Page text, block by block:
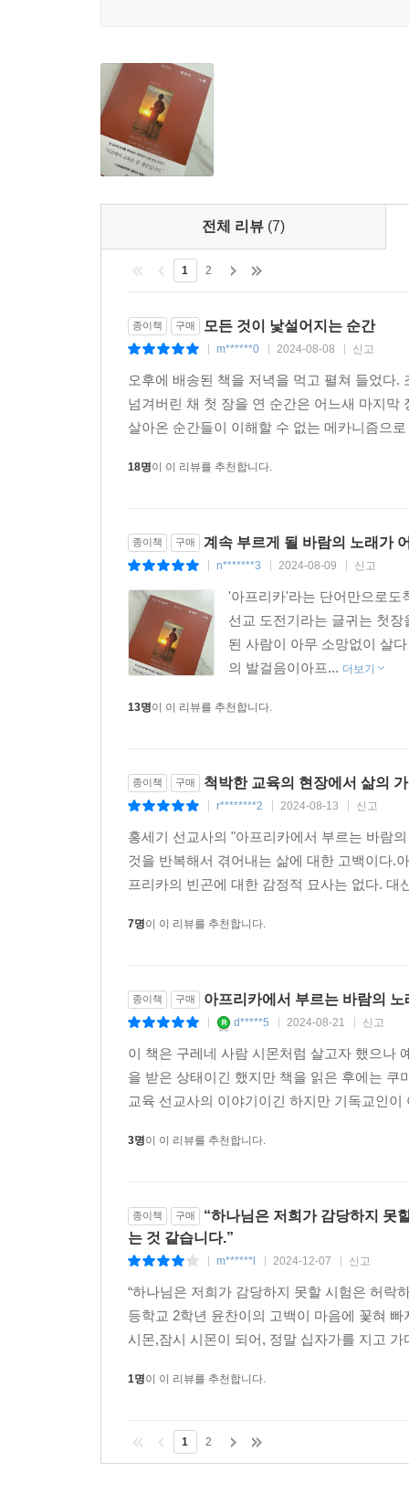
가족의 힘
책을 마무리하면서 저자는 자기가 지금까지 걸
사랑에 감사하고, 딸 하늘과 아들 이삭에게 사랑과
전체 리뷰 (7)
1 2
종이책 구매 모든 것이 낯설어지는 순간
m******0 2024-08-08 신고
오후에 배송된 책을 저녁을 먹고 펼쳐 들었다
넘겨버린 채 첫 장을 연 순간은 어느새 마지
살아온 순간들이 이해할 수 없는 메카니즘으
18명이 이 리뷰를 추천합니다.
종이책 구매 계속 부르게 될 바람의 노래가
n*******3 2024-08-09 신고
'아프리카'라는 단어만으로도
선교 도전기라는 글귀는 첫
된 사람이 아무 소망없이 살
의 발걸음이아프... 더보기
13명이 이 리뷰를 추천합니다.
종이책 구매 척박한 교육의 현장에서 삶의
r********2 2024-08-13 신고
홍세기 선교사의 "아프리카에서 부르는 바람
것을 반복해서 겪어내는 삶에 대한 고백이다.
프리카의 빈곤에 대한 감정적 묘사는 없다.
7명이 이 리뷰를 추천합니다.
종이책 구매 아프리카에서 부르는 바람의 노
d*****5 2024-08-21 신고
이 책은 구레네 사람 시몬처럼 살고자 했으나
을 받은 상태이긴 했지만 책을 읽은 후에는
교육 선교사의 이야기이긴 하지만 기독교인
3명이 이 리뷰를 추천합니다.
종이책 구매
“하나님은 저희가 감당하지 못
는 것 같습니다.”
m******l 2024-12-07 신고
“하나님은 저희가 감당하지 못할 시험은 허락
등학교 2학년 윤찬이의 고백이 마음에 꽃혀
시몬,잠시 시몬이 되어, 정말 십자가를 지고
1명이 이 리뷰를 추천합니다.
1 2